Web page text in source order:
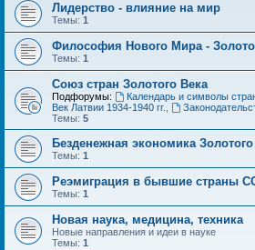
Лидерство - влияние на мир
Темы: 1
Философия Нового Мира -
Темы: 1
Cоюз стран Золотого Века
Подфорумы: Календарь и символы
Век Латвии 1934-1940 гг.
Темы: 5
Безденежная экономика
Темы: 1
Реэмиграция в бывшие страны
Темы: 1
Новая наука, медицина, техника
Новые направления и идеи в науке
Темы: 1